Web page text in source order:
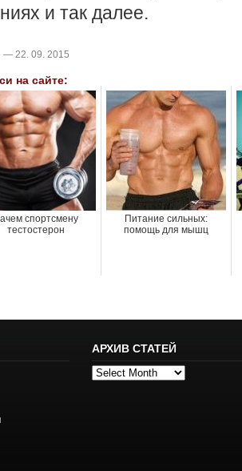
и так далее.
— 22. 09. 2015
на сайте:
спортсмену
тестостерон
Питание сильных:
помощь для мышц
АРХИВ СТАТЕЙ
Архив